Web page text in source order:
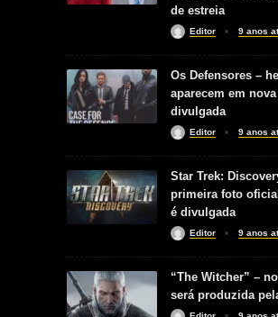
de estreia
Editor 9 anos
Os Defensores –
aparecem em
divulgada
Editor 9 anos
Star Trek:
primeira foto
é divulgada
Editor 9 anos
“The Witcher” –
será produzida